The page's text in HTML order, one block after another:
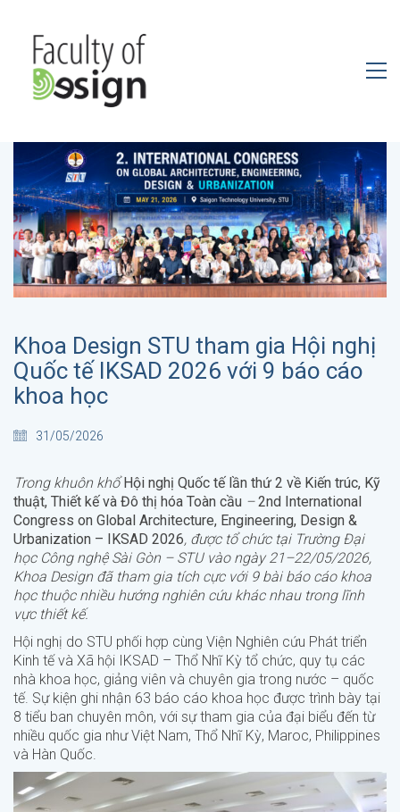
Khoa Design STU tham gia Hội nghị
Quốc tế IKSAD 2026 với 9 báo cáo
khoa học
31/05/2026
Trong khuôn khổ Hội nghị Quốc tế lần thứ 2 về Kiến trúc, Kỹ
thuật, Thiết kế và Đô thị hóa Toàn cầu –2nd International
Congress on Global Architecture, Engineering, Design &
Urbanization – IKSAD 2026, được tổ chức tại Trường Đại
học Công nghệ Sài Gòn – STU vào ngày 21–22/05/2026,
Khoa Design đã tham gia tích cực với 9 bài báo cáo khoa
học thuộc nhiều hướng nghiên cứu khác nhau trong lĩnh
vực thiết kế.
Hội nghị do STU phối hợp cùng Viện Nghiên cứu Phát triển
Kinh tế và Xã hội IKSAD – Thổ Nhĩ Kỳ tổ chức, quy tụ các
nhà khoa học, giảng viên và chuyên gia trong nước – quốc
tế. Sự kiện ghi nhận 63 báo cáo khoa học được trình bày tại
8 tiểu ban chuyên môn, với sự tham gia của đại biểu đến từ
nhiều quốc gia như Việt Nam, Thổ Nhĩ Kỳ, Maroc, Philippines
và Hàn Quốc.